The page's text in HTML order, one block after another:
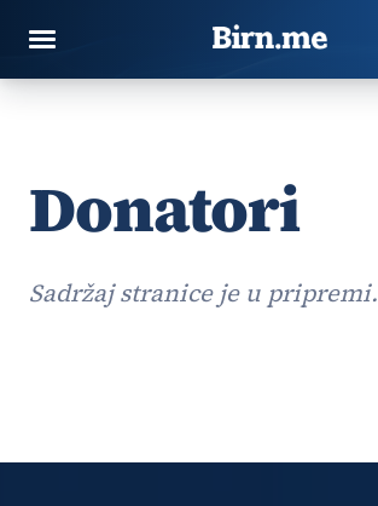
Donatori
Sadržaj stranice je u pripremi.